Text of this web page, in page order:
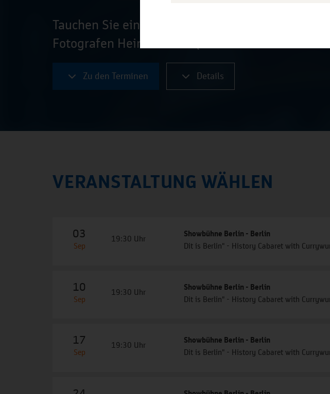
Tauchen Sie ein in die Welt des berühmten
Fotografen Heinrich Zille (...
Zu den Terminen Details
VERANSTALTUNG WÄHLEN
03
Sep
19:30 Uhr
Showbühne Berlin - Berlin
Dit is Berlin" - History Cabaret with
10
Sep
19:30 Uhr
Showbühne Berlin - Berlin
Dit is Berlin" - History Cabaret with
17
Sep
19:30 Uhr
Showbühne Berlin - Berlin
Dit is Berlin" - History Cabaret with